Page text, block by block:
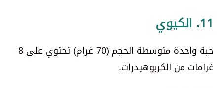
11. الكيوي
حبة واحدة متوسطة الحجم (70 غرام) تحتوي على 8
غرامات من الكربوهيدرات.